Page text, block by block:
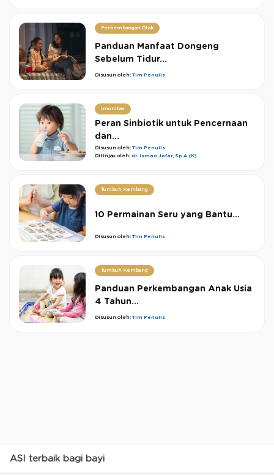
Perkembangan Otak
Panduan Manfaat Dongeng
Sebelum Tidur...
Disusun oleh: Tim Penulis
Imunitas
Peran Sinbiotik untuk Pencernaan
dan...
Disusun oleh: Tim Penulis
Ditinjau oleh: dr. Isman Jafar, Sp.A (K)
Tumbuh Kembang
10 Permainan Seru yang Bantu...
Disusun oleh: Tim Penulis
Tumbuh Kembang
Panduan Perkembangan Anak Usia
4 Tahun...
Disusun oleh: Tim Penulis
ASI terbaik bagi bayi